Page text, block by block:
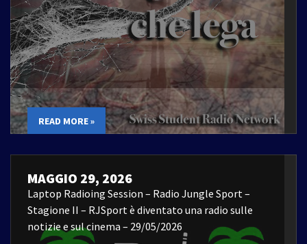
READ MORE »
MAGGIO 29, 2026
Laptop Radioing Session – Radio Jungle Sport –
Stagione II – RJSport è diventato una radio sulle
notizie e sul cinema – 29/05/2026